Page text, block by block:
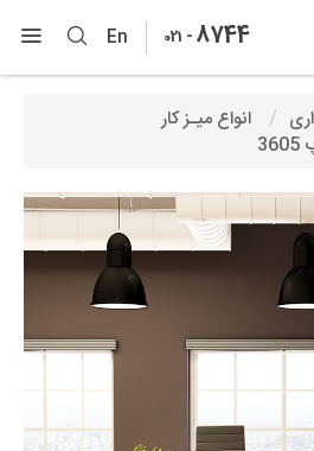
En 021 -8744
انواع میـز کار